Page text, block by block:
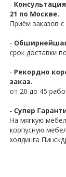
-
21 по Москве.
Приём заказов
-
срок доставки
- Рекордно
заказ.
от 20 до 45
- Супер
На мягкую
корпусную
холдинга